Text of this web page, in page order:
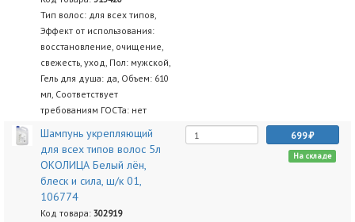
Тип волос: для всех типов,
Эффект от использования:
восстановление, очищение,
свежесть, уход, Пол: мужской,
Гель для душа: да, Объем: 610
мл, Соответствует
требованиям ГОСТа: нет
Шампунь укрепляющий
для всех типов волос 5л
ОКОЛИЦА Белый лён,
блеск и сила, ш/к 01,
106774
Код товара: 302919
699
На складе